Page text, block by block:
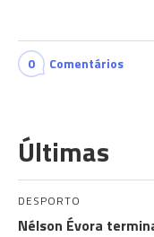
0 Comentários
Últimas
DESPORTO
Nélson Évora